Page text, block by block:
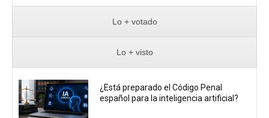
Lo + votado
Lo + visto
¿Está preparado el Código Penal
español para la inteligencia artificial?